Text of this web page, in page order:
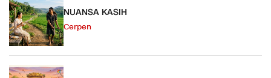
NUANSA KASIH
Cerpen